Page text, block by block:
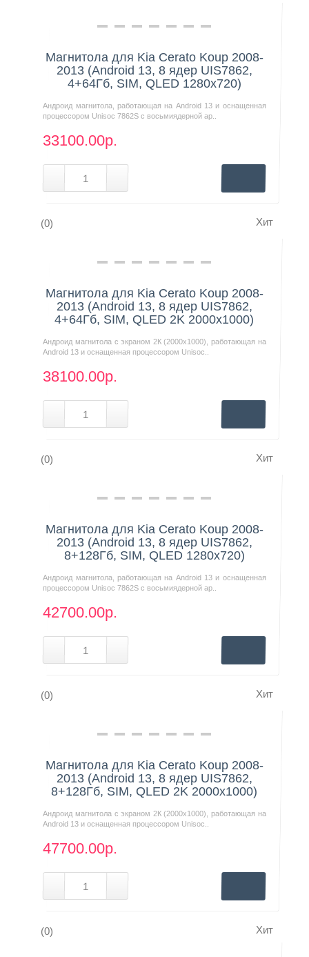
Нашли дешевле?
Магнитола для Kia Cerato Koup 2008-
2013 (Android 13, 8 ядер UIS7862,
4+64Гб, SIM, QLED 1280x720)
Андроид магнитола, работающая на Android 13 и оснащенная
процессором Unisoc 7862S с восьмиядерной ар..
33100.00р.
(0) Хит
Нашли дешевле?
Магнитола для Kia Cerato Koup 2008-
2013 (Android 13, 8 ядер UIS7862,
4+64Гб, SIM, QLED 2K 2000x1000)
Андроид магнитола с экраном 2К (2000х1000), работающая на
Android 13 и оснащенная процессором Unisoc..
38100.00р.
(0) Хит
Нашли дешевле?
Магнитола для Kia Cerato Koup 2008-
2013 (Android 13, 8 ядер UIS7862,
8+128Гб, SIM, QLED 1280x720)
Андроид магнитола, работающая на Android 13 и оснащенная
процессором Unisoc 7862S с восьмиядерной ар..
42700.00р.
(0) Хит
Нашли дешевле?
Магнитола для Kia Cerato Koup 2008-
2013 (Android 13, 8 ядер UIS7862,
8+128Гб, SIM, QLED 2K 2000x1000)
Андроид магнитола с экраном 2К (2000х1000), работающая на
Android 13 и оснащенная процессором Unisoc..
47700.00р.
(0) Хит